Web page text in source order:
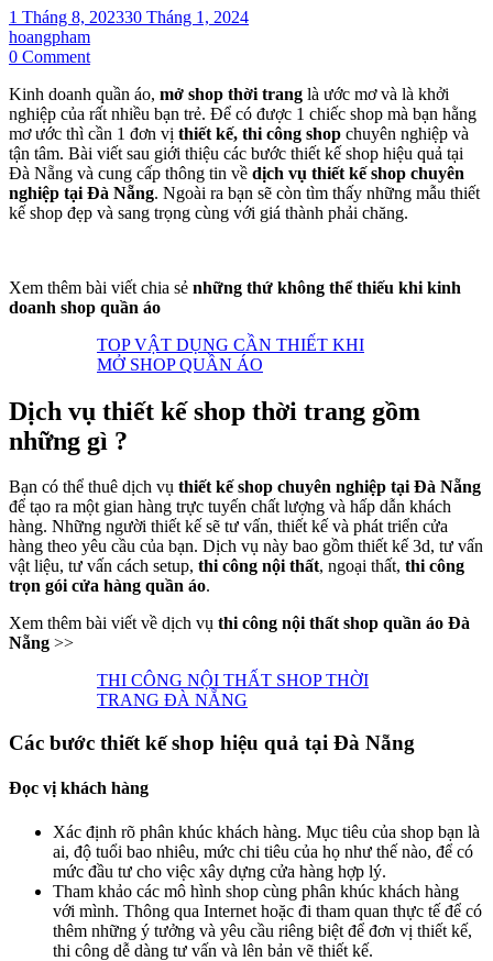
1 Tháng 8, 202330 Tháng 1, 2024
hoangpham
0 Commenton
vụ
thiết
kế
shop
chuyên
nghiệp
tại
Kinh doanh quần áo, mở shop thời trang là ước mơ và là khởi
nghiệp của rất nhiều bạn trẻ. Để có được 1 chiếc shop mà bạn hằng
mơ ước thì cần 1 đơn vị thiết kế, thi công shop chuyên nghiệp và
tận tâm. Bài viết sau giới thiệu các bước thiết kế shop hiệu quả tại
Đà Nẵng và cung cấp thông tin về dịch vụ thiết kế shop chuyên
nghiệp tại Đà Nẵng. Ngoài ra bạn sẽ còn tìm thấy những mẫu thiết
kế shop đẹp và sang trọng cùng với giá thành phải chăng.
Xem thêm bài viết chia sẻ những thứ không thể thiếu khi kinh
doanh shop quần áo
TOP VẬT DỤNG CẦN THIẾT KHI
MỞ SHOP QUẦN ÁO
Dịch vụ thiết kế shop thời trang gồm
những gì ?
Bạn có thể thuê dịch vụ thiết kế shop chuyên nghiệp tại Đà Nẵng
để tạo ra một gian hàng trực tuyến chất lượng và hấp dẫn khách
hàng. Những người thiết kế sẽ tư vấn, thiết kế và phát triển cửa
hàng theo yêu cầu của bạn. Dịch vụ này bao gồm thiết kế 3d, tư vấn
vật liệu, tư vấn cách setup, thi công nội thất, ngoại thất, thi công
trọn gói cửa hàng quần áo.
Xem thêm bài viết về dịch vụ thi công nội thất shop quần áo Đà
Nẵng >>
THI CÔNG NỘI THẤT SHOP THỜI
TRANG ĐÀ NẴNG
Các bước thiết kế shop hiệu quả tại Đà Nẵng
Đọc vị khách hàng
Xác định rõ phân khúc khách hàng. Mục tiêu của shop bạn là
ai, độ tuổi bao nhiêu, mức chi tiêu của họ như thế nào, để có
mức đầu tư cho việc xây dựng cửa hàng hợp lý.
Tham khảo các mô hình shop cùng phân khúc khách hàng
với mình. Thông qua Internet hoặc đi tham quan thực tế để có
thêm những ý tưởng và yêu cầu riêng biệt để đơn vị thiết kế,
thi công dễ dàng tư vấn và lên bản vẽ thiết kế.